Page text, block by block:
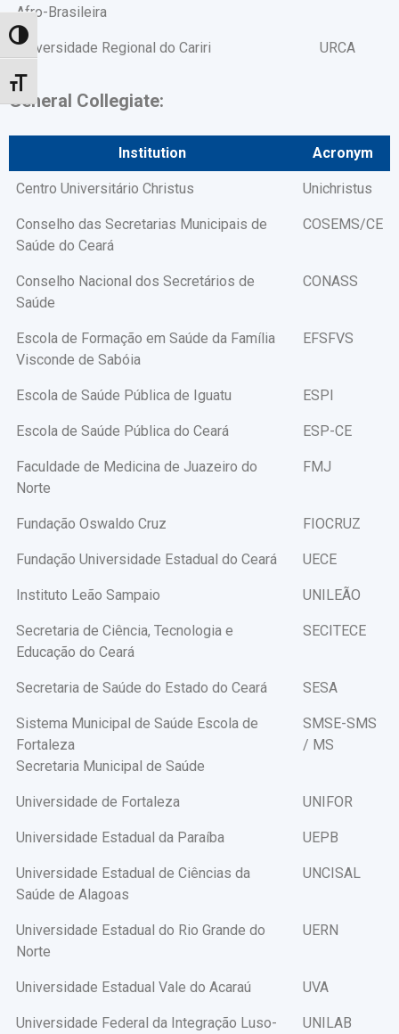
Toggle High Contrast
Toggle Font size
Afro-Brasileira
Universidade Regional do Cariri URCA
General Collegiate:
Institution Acronym
Centro Universitário Christus Unichristus
Conselho das Secretarias Municipais de
Saúde do Ceará
COSEMS/CE
Conselho Nacional dos Secretários de
Saúde
CONASS
Escola de Formação em Saúde da Família
Visconde de Sabóia
EFSFVS
Escola de Saúde Pública de Iguatu ESPI
Escola de Saúde Pública do Ceará ESP-CE
Faculdade de Medicina de Juazeiro do
Norte
FMJ
Fundação Oswaldo Cruz FIOCRUZ
Fundação Universidade Estadual do Ceará UECE
Instituto Leão Sampaio UNILEÃO
Secretaria de Ciência, Tecnologia e
Educação do Ceará
SECITECE
Secretaria de Saúde do Estado do Ceará SESA
Sistema Municipal de Saúde Escola de
Fortaleza
Secretaria Municipal de Saúde
SMSE-SMS
/ MS
Universidade de Fortaleza UNIFOR
Universidade Estadual da Paraíba UEPB
Universidade Estadual de Ciências da
Saúde de Alagoas
UNCISAL
Universidade Estadual do Rio Grande do
Norte
UERN
Universidade Estadual Vale do Acaraú UVA
Universidade Federal da Integração Luso-
UNILAB